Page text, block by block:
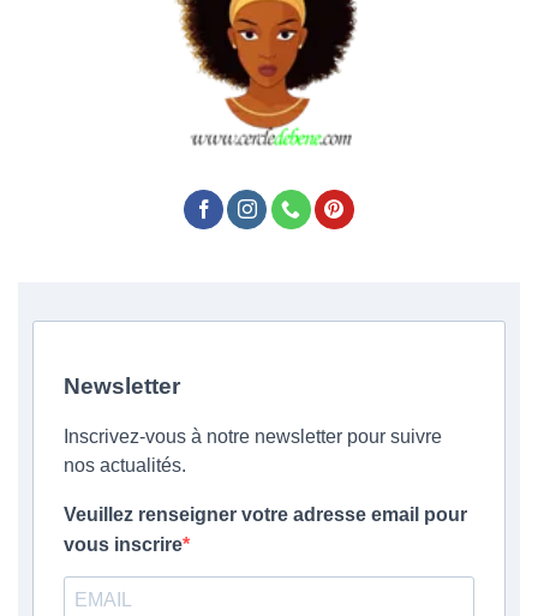
Newsletter
Inscrivez-vous à notre newsletter pour suivre
nos actualités.
Veuillez renseigner votre adresse email pour
vous inscrire